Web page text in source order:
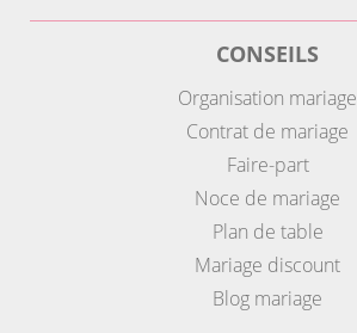
CONSEILS
Organisation mariage
Contrat de mariage
Faire-part
Noce de mariage
Plan de table
Mariage discount
Blog mariage